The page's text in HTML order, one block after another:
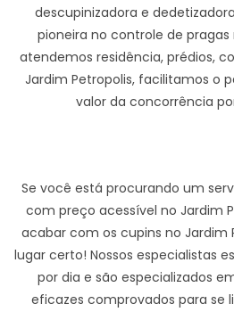
descupinizadora e
pioneira no controle de pragas
atendemos residência, prédios,
Jardim Petropolis, facilitamos o
valor da concorrência
Se você está procurando um
com preço acessível no Jardim
acabar com os cupins no Jardim
lugar certo! Nossos especialistas
por dia e são especializados
eficazes comprovados para se